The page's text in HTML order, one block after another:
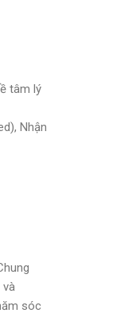
tâm lý
Nhận
và
sóc